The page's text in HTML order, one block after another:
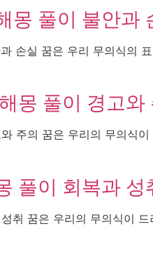
몽 풀이 불안과
손실 꿈은 우리 무의식의
몽 풀이 경고와
주의 꿈은 우리의 무의식
풀이 회복과 성
취 꿈은 우리의 무의식이